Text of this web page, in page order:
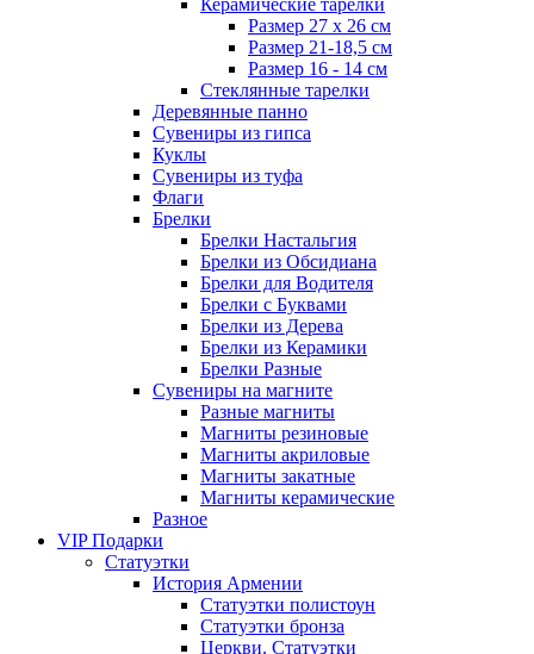
Керамические тарелки
Размер 27 х 26 см
Размер 21-18,5 см
Размер 16 - 14 см
Стеклянные тарелки
Деревянные панно
Сувениры из гипса
Куклы
Сувениры из туфа
Флаги
Брелки
Брелки Настальгия
Брелки из Обсидиана
Брелки для Водителя
Брелки с Буквами
Брелки из Дерева
Брелки из Керамики
Брелки Разные
Сувениры на магните
Разные магниты
Магниты резиновые
Магниты акриловые
Магниты закатные
Магниты керамические
Разное
VIP Подарки
Статуэтки
История Армении
Статуэтки полистоун
Статуэтки бронза
Церкви. Статуэтки